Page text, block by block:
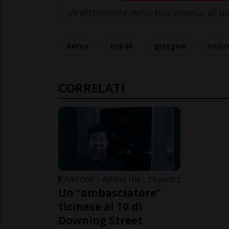
CORRELATI
4 anni 2
Un “ambasciatore”
ticinese al 10 di
Downing Street